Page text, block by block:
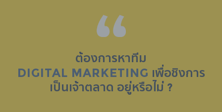
ต้องการหาทีม
DIGITAL MARKETING เพื่อชิงการ
เป็นเจ้าตลาด อยู่หรือไม่ ?